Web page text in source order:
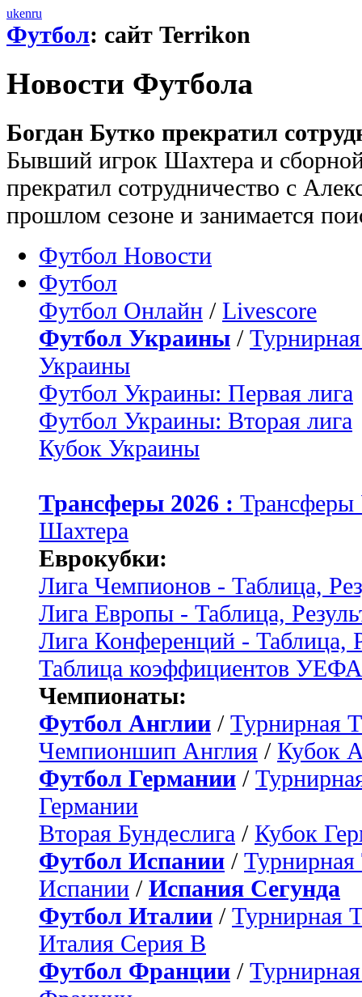
ukenru
Футбол: сайт Terrikon
Новости Футбола
Богдан Бутко прекратил
Бывший игрок Шахтера и
прекратил сотрудничество с
прошлом сезоне и занимается
Футбол Новости
Футбол
Футбол Онлайн / Livescore
Футбол Украины /
Украины
Футбол Украины: Первая лига
Футбол Украины: Вторая лига
Кубок Украины
Трансферы 2026 :
Шахтера
Еврокубки:
Лига Чемпионов - Таблица,
Лига Европы - Таблица,
Лига Конференций - Таблица,
Таблица коэффициентов УЕФА
Чемпионаты:
Футбол Англии / Турнирная
Чемпионшип Англия / Кубок
Футбол Германии /
Германии
Вторая Бундеслига / Кубок
Футбол Испании / Турнирная
Испании / Испания Сегунда
Футбол Италии / Турнирная
Италия Серия B
Футбол Франции /